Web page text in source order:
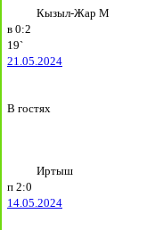
Кызыл-Жар М
в 0:2
19`
21.05.2024
В гостях
Иртыш
п 2:0
14.05.2024